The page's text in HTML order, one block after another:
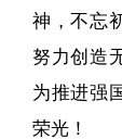
神，不忘
努力创造
为推进强
荣光！